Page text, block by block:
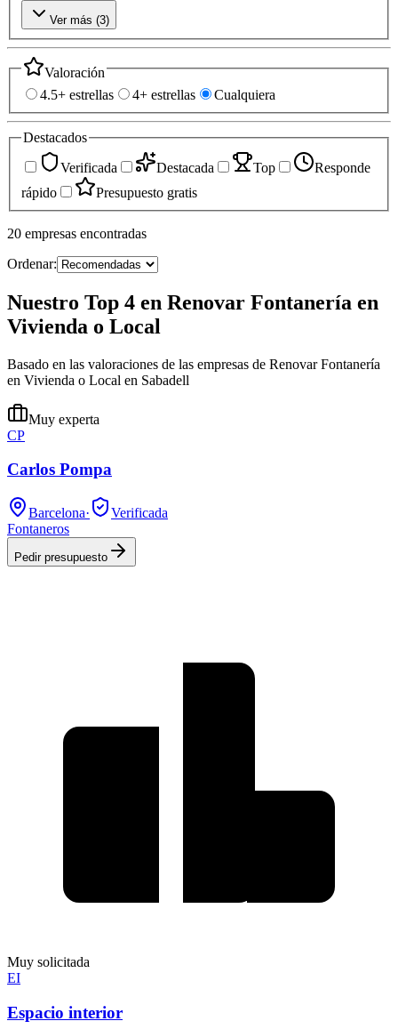
Ver más (3)
Valoración
4.5+ estrellas
4+ estrellas Cualquiera
Destacados
Verificada
Destacada Top
Responde
rápido
Presupuesto gratis
20 empresas encontradas
Ordenar:
Nuestro Top 4 en Renovar Fontanería en
Vivienda o Local
Basado en las valoraciones de las empresas de Renovar Fontanería
en Vivienda o Local en Sabadell
Muy experta
CP
Carlos Pompa
Barcelona·
Verificada
Fontaneros
Pedir presupuesto
Muy solicitada
EI
Espacio interior